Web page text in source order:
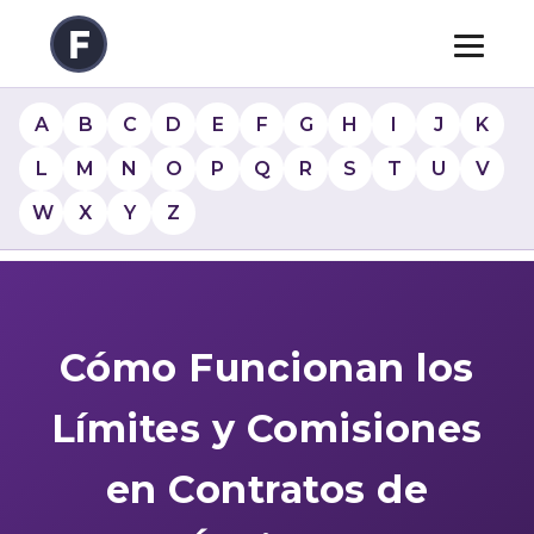
A B C D E F G H I J
K
L
M N O P Q R S T U
V
W
X Y Z
Cómo Funcionan los
Límites y Comisiones
en Contratos de